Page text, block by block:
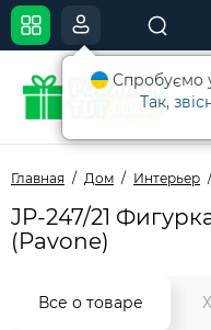
Главная Дом Интерьер
JP-247/21
(Pavone)
Все о товаре
Спробуємо
Так,